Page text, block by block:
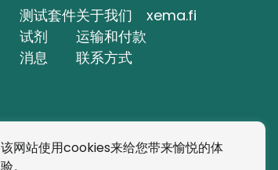
测试套件
试剂
消息
关于我们
运输和付款
联系方式
xema.fi
该网站使用cookies来给您带来愉悦的体